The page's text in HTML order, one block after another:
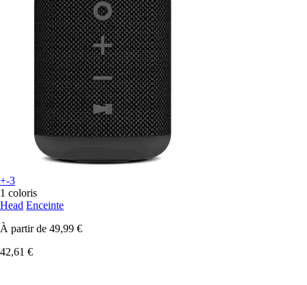
+-3
1 coloris
Head Enceinte
À partir de 49,99 €
42,61 €